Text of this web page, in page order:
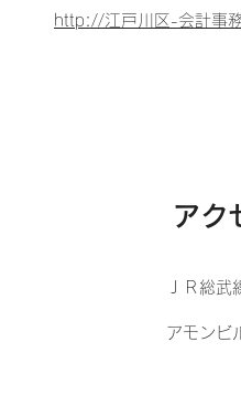
http://江戸川区-会計事
アク
ＪＲ総
アモンビ